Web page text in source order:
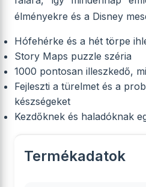
élményekre és a Disney
Hófehérke és a hét törpe
Story Maps puzzle széria
1000 pontosan illeszkedő,
Fejleszti a türelmet és a
készségeket
Kezdőknek és haladóknak
Termékadatok